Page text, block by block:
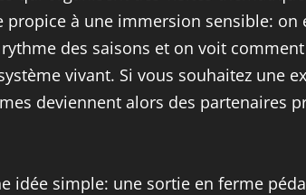
propice à une immersion sensible:
des saisons et on voit
vivant. Si vous souhaitez une
deviennent alors des partenaires
idée simple: une sortie en ferme